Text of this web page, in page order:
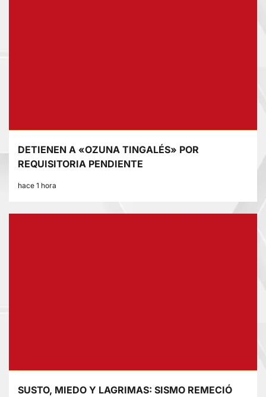
DETIENEN A «OZUNA TINGALÉS» POR
REQUISITORIA PENDIENTE
hace 1 hora
SUSTO, MIEDO Y LAGRIMAS: SISMO REMECIÓ